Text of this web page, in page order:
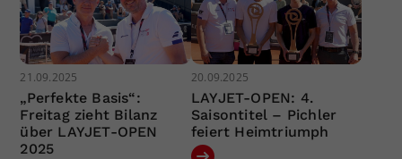
21.09.2025
„Perfekte Basis“:
Freitag zieht Bilanz
über LAYJET-OPEN
2025
20.09.2025
LAYJET-OPEN: 4.
Saisontitel – Pichler
feiert Heimtriumph